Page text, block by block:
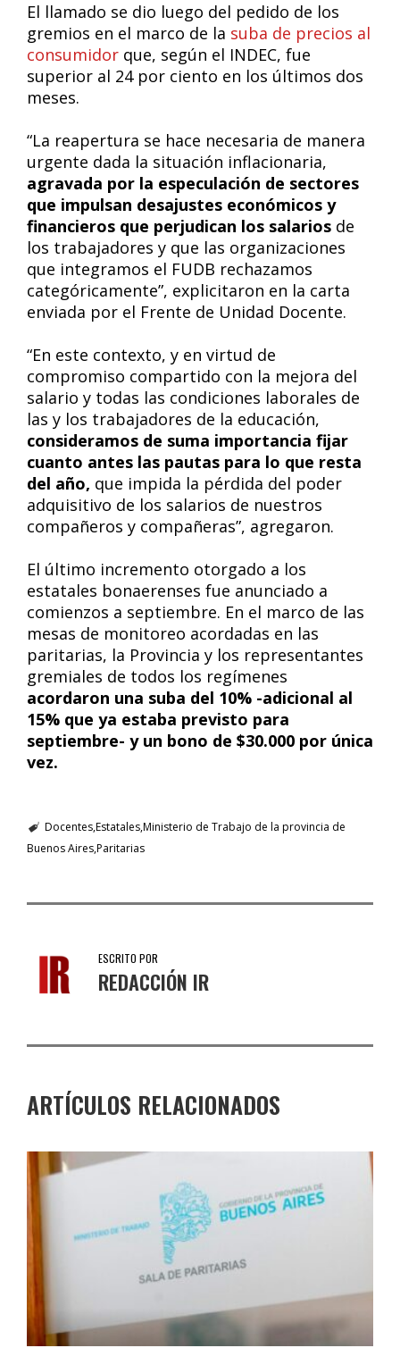
El llamado se dio luego del pedido de los
gremios en el marco de la suba de precios al
consumidor que, según el INDEC, fue
superior al 24 por ciento en los últimos dos
meses.
“La reapertura se hace necesaria de manera
urgente dada la situación inflacionaria,
agravada por la especulación de sectores
que impulsan desajustes económicos y
financieros que perjudican los salarios de
los trabajadores y que las organizaciones
que integramos el FUDB rechazamos
categóricamente”, explicitaron en la carta
enviada por el Frente de Unidad Docente.
“En este contexto, y en virtud de
compromiso compartido con la mejora del
salario y todas las condiciones laborales de
las y los trabajadores de la educación,
consideramos de suma importancia fijar
cuanto antes las pautas para lo que resta
del año, que impida la pérdida del poder
adquisitivo de los salarios de nuestros
compañeros y compañeras”, agregaron.
El último incremento otorgado a los
estatales bonaerenses fue anunciado a
comienzos a septiembre. En el marco de las
mesas de monitoreo acordadas en las
paritarias, la Provincia y los representantes
gremiales de todos los regímenes
acordaron una suba del 10% -adicional al
15% que ya estaba previsto para
septiembre- y un bono de $30.000 por única
vez.
DocentesEstatalesMinisterio de Trabajo de la provincia de
Buenos AiresParitarias
ESCRITO POR
REDACCIÓN IR
ARTÍCULOS RELACIONADOS